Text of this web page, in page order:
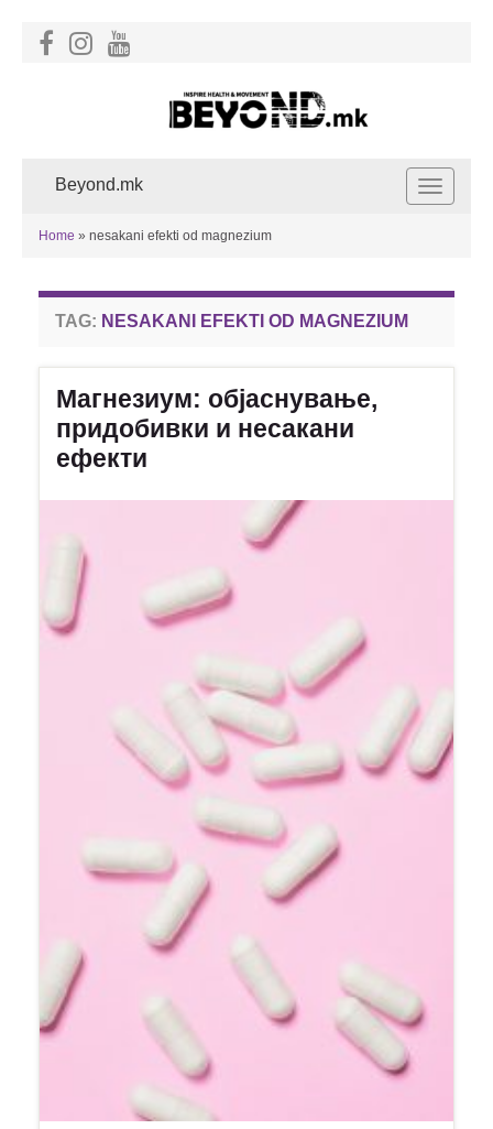
Toggle
Beyond.mk
Home » nesakani efekti od magnezium
TAG: NESAKANI EFEKTI OD MAGNEZIUM
Магнезиум: објаснување,
придобивки и несакани
ефекти